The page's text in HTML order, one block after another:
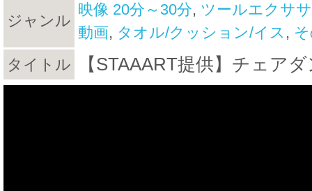
ジャンル
映像 20分～30分, ツールエクサ
動画, タオル/クッション/イス ,
タイトル
【STAAART提供】チェア